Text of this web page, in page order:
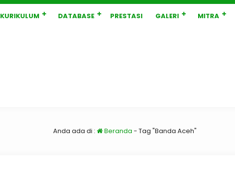
KURIKULUM DATABASE PRESTASI GALERI MITRA
Anda ada di : Beranda - Tag "Banda Aceh"